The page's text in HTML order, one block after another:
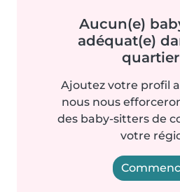
Aucun(e)
adéquat(e)
Ajoutez votre profil
nous nous
des baby-sitters de
votre